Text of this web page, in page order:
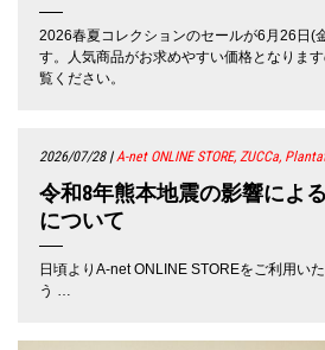
2026春夏コレクションのセールが6月26日(
す。人気商品がお求めやすい価格となりま
覧ください。
2026/07/28| A-net ONLINE STORE, ZUCCa,
令和8年熊本地震の影響によ
について
日頃よりA-net ONLINE STOREをご利用い
う …